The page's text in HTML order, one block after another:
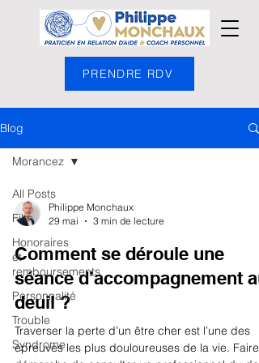
PRENDRE RDV
Blog
All Posts
Film
Honoraires
et
remboursements
Personnalité
Trouble
Syndrome
Morancez
Philippe Monchaux
29 mai
3 min de lecture
Comment se déroule une
séance d’accompagnement au
deuil ?
Traverser la perte d’un être cher est l’une des
épreuves les plus douloureuses de la vie. Faire